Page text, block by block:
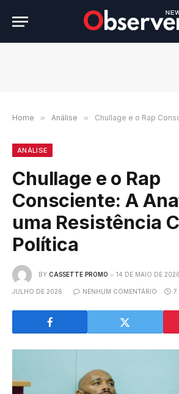
Home » Análise » Chullage e o Rap Consciente: A
ANÁLISE
Chullage e o Rap
Consciente: A
uma Resistência
Política
BY CASSETTE PROMO 14 DE MAIO DE 2026
JULHO DE 2026 NENHUM COMENTÁRIO 7